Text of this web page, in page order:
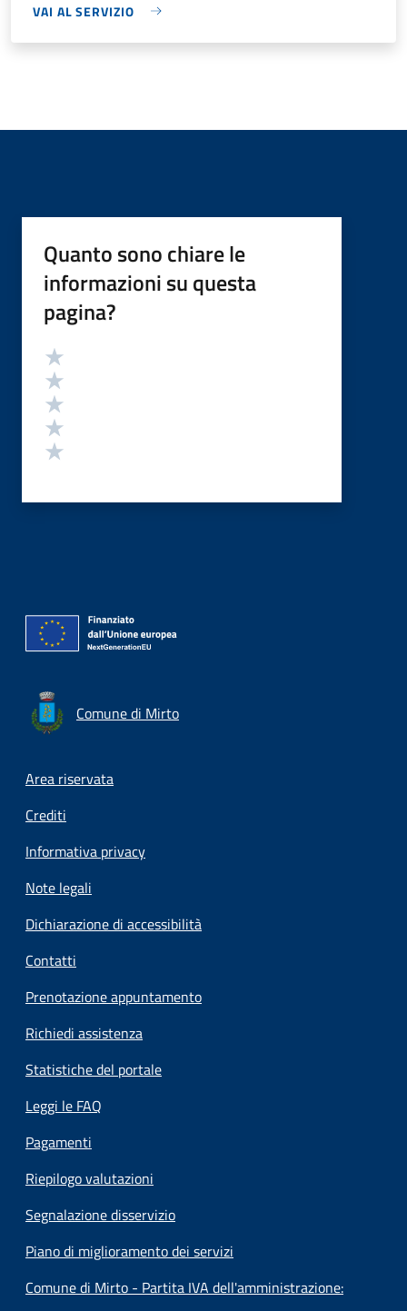
VAI AL SERVIZIO
Quanto sono chiare le
informazioni su questa
pagina?
Valutazione
Comune di Mirto
Footer menu
Area riservata
Crediti
Informativa privacy
Note legali
Dichiarazione di accessibilità
Contatti
Prenotazione appuntamento
Richiedi assistenza
Statistiche del portale
Leggi le FAQ
Pagamenti
Riepilogo valutazioni
Segnalazione disservizio
Piano di miglioramento dei servizi
Comune di Mirto - Partita IVA dell'amministrazione: